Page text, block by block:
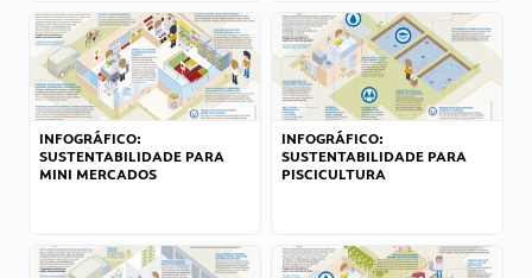
INFOGRÁFICO:
SUSTENTABILIDADE PARA
MINI MERCADOS
INFOGRÁFICO:
SUSTENTABILIDADE PARA
PISCICULTURA